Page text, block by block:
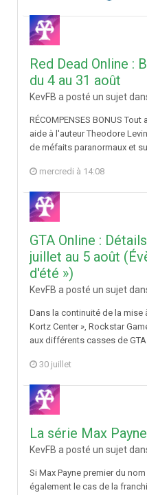
Red Dead Online :
du 4 au 31 août
KevFB a posté un sujet
RÉCOMPENSES BONUS
aide à l'auteur Theodore
de méfaits paranormaux et
mercredi à 14:08
GTA Online :
juillet au 5 août
d'été »)
KevFB a posté un sujet
Dans la continuité de la mise
Kortz Center », Rockstar
aux différents casses de
30 juillet
La série Max
KevFB a posté un sujet
Si Max Payne premier du
également le cas de la